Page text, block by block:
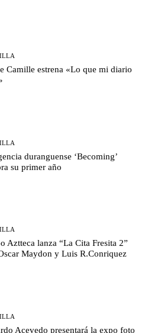
Camille estrena «Lo que mi diario
duranguense ‘Becoming’
su primer año
Aztteca lanza “La Cita Fresita 2”
Maydon y Luis R.Conriquez
Acevedo presentará la expo foto